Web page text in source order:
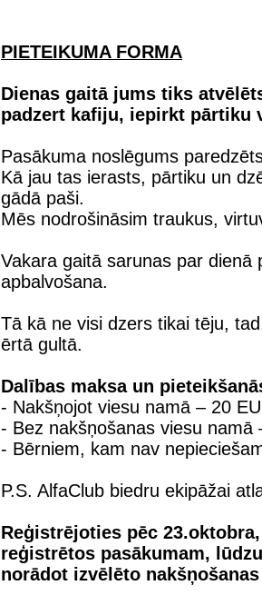
PIETEIKUMA FORMA
Dienas gaitā jums tiks
padzert kafiju, iepirkt pārtiku
Pasākuma noslēgums
Kā jau tas ierasts, pārtiku un
gādā paši.
Mēs nodrošināsim traukus,
Vakara gaitā sarunas par
apbalvošana.
Tā kā ne visi dzers tikai tēju,
ērtā gultā.
Dalības maksa un
- Nakšņojot viesu namā – 20
- Bez nakšņošanas viesu namā
- Bērniem, kam nav
P.S. AlfaClub biedru ekipāžai
Reģistrējoties pēc
reģistrētos pasākumam,
norādot izvēlēto